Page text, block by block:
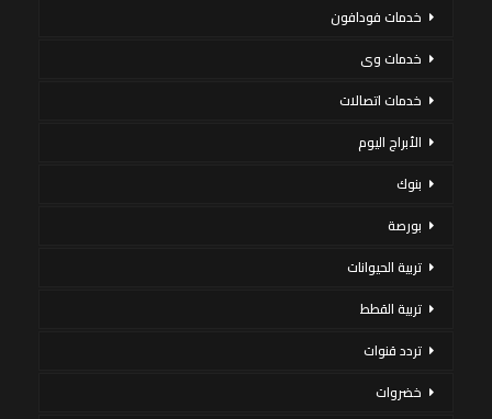
خدمات فودافون
خدمات وى
خدمات اتصالات
الأبراج اليوم
بنوك
بورصة
تربية الحيوانات
تربية القطط
تردد قنوات
خضروات